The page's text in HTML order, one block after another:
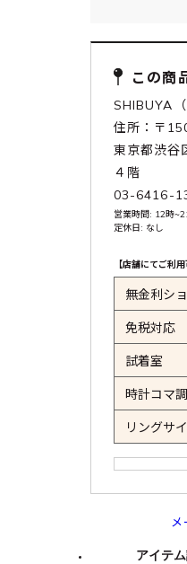
この商
SHIBUYA（
住所：〒
東京都渋
４階
03-6416-
営業時間: 12時
定休日: なし
【店舗にてご利
無金利シ
免税対応
試着室
時計コマ
リングサ
メ
アイテ